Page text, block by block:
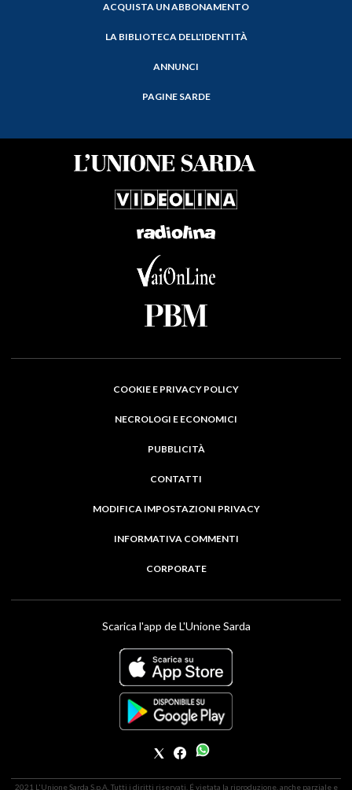
ACQUISTA UN ABBONAMENTO
LA BIBLIOTECA DELL'IDENTITÀ
ANNUNCI
PAGINE SARDE
COOKIE E PRIVACY POLICY
NECROLOGI E ECONOMICI
PUBBLICITÀ
CONTATTI
MODIFICA IMPOSTAZIONI PRIVACY
INFORMATIVA COMMENTI
CORPORATE
Scarica l'app de L'Unione Sarda
2021 L'Unione Sarda S.p.A. Tutti i diritti riservati. É vietata la riproduzione, anche parziale e